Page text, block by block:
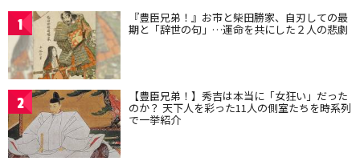
1 『豊臣兄弟！』お市と柴田勝家、自刃しての最
期と「辞世の句」…運命を共にした２人の悲劇
2 【豊臣兄弟！】秀吉は本当に「女狂い」だった
のか？ 天下人を彩った11人の側室たちを時系列
で一挙紹介